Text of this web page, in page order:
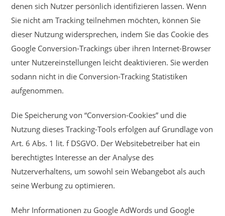
denen sich Nutzer persönlich identifizieren lassen. Wenn
Sie nicht am Tracking teilnehmen möchten, können Sie
dieser Nutzung widersprechen, indem Sie das Cookie des
Google Conversion-Trackings über ihren Internet-Browser
unter Nutzereinstellungen leicht deaktivieren. Sie werden
sodann nicht in die Conversion-Tracking Statistiken
aufgenommen.
Die Speicherung von “Conversion-Cookies” und die
Nutzung dieses Tracking-Tools erfolgen auf Grundlage von
Art. 6 Abs. 1 lit. f DSGVO. Der Websitebetreiber hat ein
berechtigtes Interesse an der Analyse des
Nutzerverhaltens, um sowohl sein Webangebot als auch
seine Werbung zu optimieren.
Mehr Informationen zu Google AdWords und Google